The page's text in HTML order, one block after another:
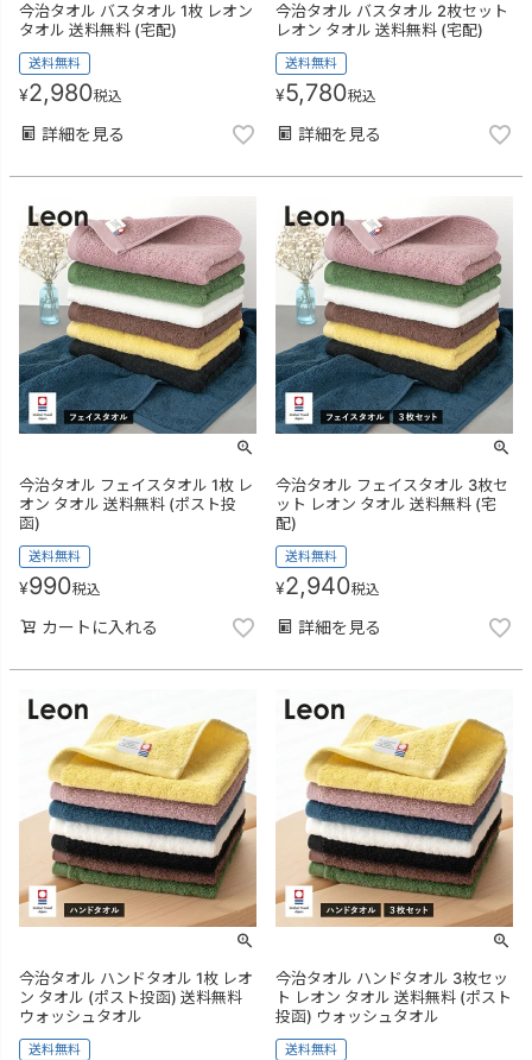
今治タオル バスタオル 1枚 レオン
タオル 送料無料 (宅配)
送料無料
¥2,980税込
詳細を見る
今治タオル バスタオル 2枚セット
レオン タオル 送料無料 (宅配)
送料無料
¥5,780税込
詳細を見る
今治タオル フェイスタオル 1枚 レ
オン タオル 送料無料 (ポスト投
函)
送料無料
¥990税込
カートに入れる
今治タオル フェイスタオル 3枚セ
ット レオン タオル 送料無料 (宅
配)
送料無料
¥2,940税込
詳細を見る
今治タオル ハンドタオル 1枚 レオ
ン タオル (ポスト投函) 送料無料
ウォッシュタオル
送料無料
今治タオル ハンドタオル 3枚セッ
ト レオン タオル 送料無料 (ポスト
投函) ウォッシュタオル
送料無料